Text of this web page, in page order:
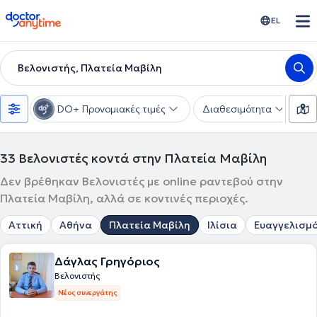
doctoranytime EL
Βελονιστής, Πλατεία Μαβίλη
DO+ Προνομιακές τιμές Διαθεσιμότητα
33 Βελονιστές κοντά στην Πλατεία Μαβίλη
Δεν βρέθηκαν Βελονιστές με online ραντεβού στην
Πλατεία Μαβίλη, αλλά σε κοντινές περιοχές.
Αττική Αθήνα Πλατεία Μαβίλη Ιλίσια
Δάγλας Γρηγόριος
Βελονιστής
Νέος συνεργάτης